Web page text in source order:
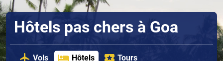
Hôtels pas chers à Goa
Vols Hôtels Tours